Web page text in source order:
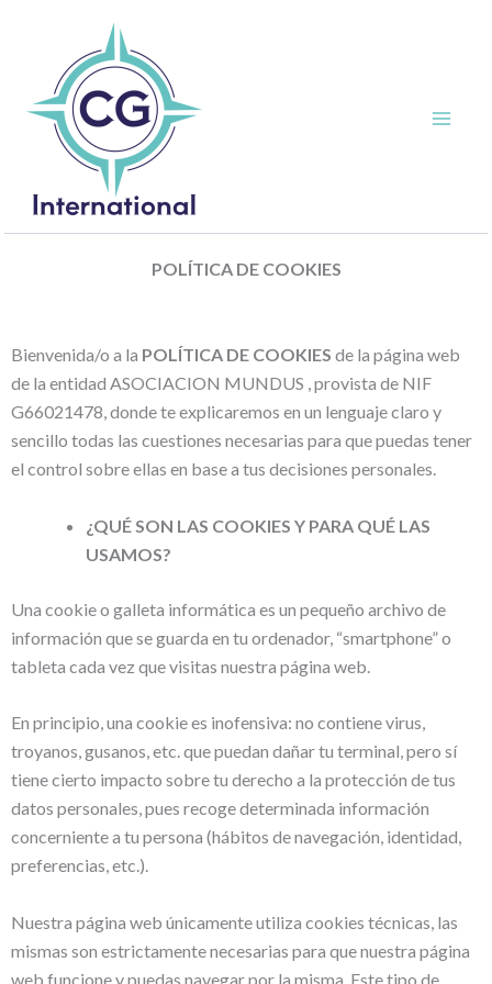
POLÍTICA DE COOKIES
Bienvenida/o a la POLÍTICA DE COOKIES de la página web
de la entidad ASOCIACION MUNDUS , provista de NIF
G66021478, donde te explicaremos en un lenguaje claro y
sencillo todas las cuestiones necesarias para que puedas tener
el control sobre ellas en base a tus decisiones personales.
¿QUÉ SON LAS COOKIES Y PARA QUÉ LAS
USAMOS?
Una cookie o galleta informática es un pequeño archivo de
información que se guarda en tu ordenador, “smartphone” o
tableta cada vez que visitas nuestra página web.
En principio, una cookie es inofensiva: no contiene virus,
troyanos, gusanos, etc. que puedan dañar tu terminal, pero sí
tiene cierto impacto sobre tu derecho a la protección de tus
datos personales, pues recoge determinada información
concerniente a tu persona (hábitos de navegación, identidad,
preferencias, etc.).
Nuestra página web únicamente utiliza cookies técnicas, las
mismas son estrictamente necesarias para que nuestra página
web funcione y puedas navegar por la misma. Este tipo de